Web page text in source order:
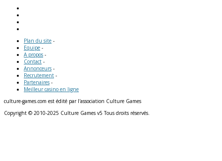
Plan du site -
Equipe -
A propos -
Contact -
Annonceurs -
Recrutement -
Partenaires -
Meilleur casino en ligne
culture-games.com est édité par l'association Culture Games
Copyright © 2010-2025 Culture Games v5 Tous droits réservés.